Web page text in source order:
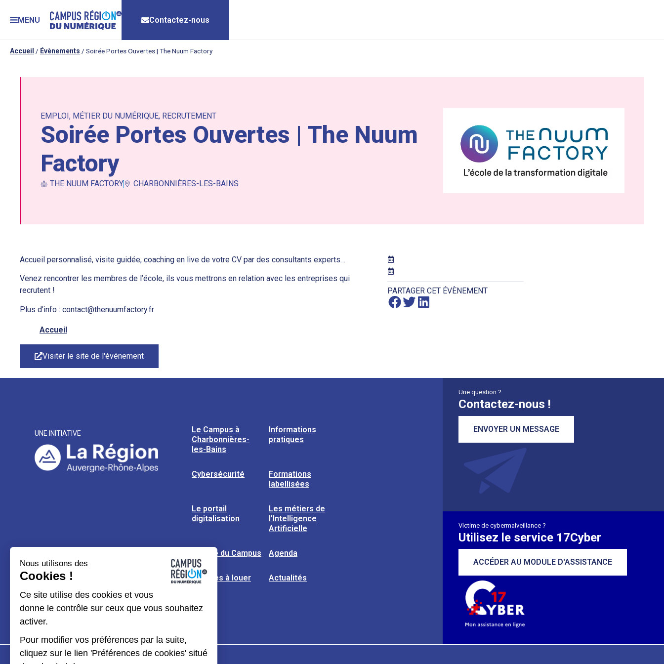
MENU Contactez-nous
Accueil / Évènements / Soirée Portes Ouvertes | The Nuum Factory
EMPLOI, MÉTIER DU NUMÉRIQUE, RECRUTEMENT
Soirée Portes Ouvertes | The Nuum
Factory
THE NUUM FACTORY CHARBONNIÈRES-LES-BAINS
Accueil personnalisé, visite guidée, coaching en live de votre CV par des consultants experts…
Venez rencontrer les membres de l’école, ils vous mettrons en relation avec les entreprises qui
recrutent !
Plus d’info : contact@thenuumfactory.fr
Accueil
Visiter le site de l'événement
PARTAGER CET ÉVÈNEMENT
UNE INITIATIVE
Le Campus à
Charbonnières-
les-Bains
Informations
pratiques
Cybersécurité
Formations
labellisées
Le portail
digitalisation
Les métiers de
l’Intelligence
Artificielle
L’usine du Campus Agenda
Espaces à louer Actualités
Une question ?
Contactez-nous !
ENVOYER UN MESSAGE
Victime de cybermalveillance ?
Utilisez le service 17Cyber
ACCÉDER AU MODULE D'ASSISTANCE
Nous utilisons des
Cookies !
Ce site utilise des cookies et vous
donne le contrôle sur ceux que vous souhaitez
activer.
Pour modifier vos préférences par la suite,
cliquez sur le lien 'Préférences de cookies' situé